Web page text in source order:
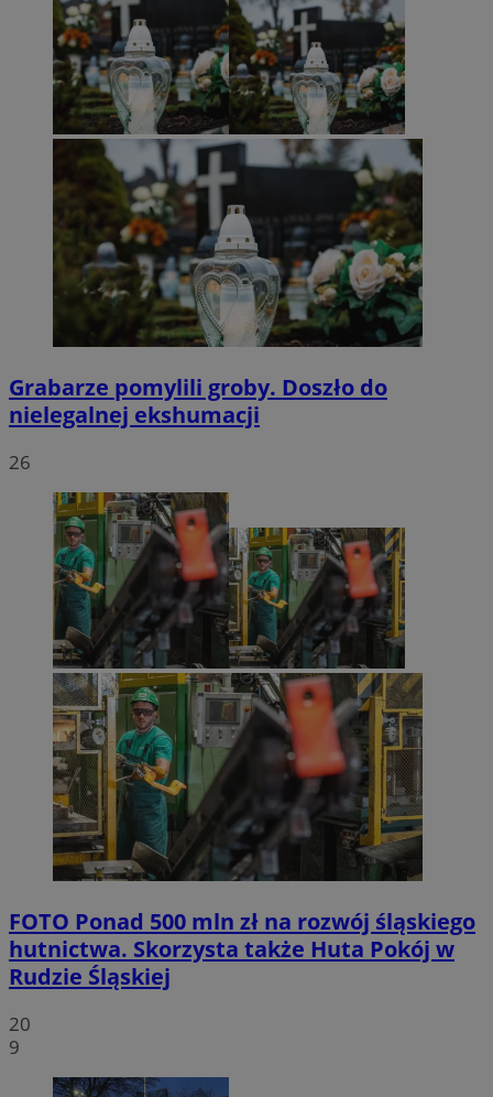
Grabarze pomylili groby. Doszło do
nielegalnej ekshumacji
26
FOTO Ponad 500 mln zł na rozwój śląskiego
hutnictwa. Skorzysta także Huta Pokój w
Rudzie Śląskiej
20
9